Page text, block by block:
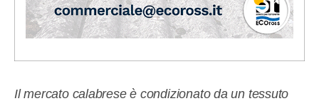
Il mercato calabrese è condizionato da un tessuto